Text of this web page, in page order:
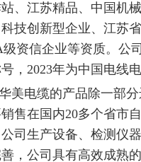
、江苏精品、中国机
技创新型企业、江苏
资信企业等资质。公
，2023年为中国电线
美电缆的产品除一部
售在国内20多个省市
司生产设备、检测仪
，公司具有高效成熟